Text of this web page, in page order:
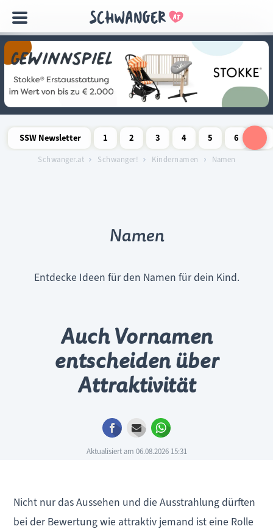
überspringen
SSW Newsletter
1
Schwangerschaftswoche
2
Schwangerschaftswoche
3
Schwangerschaftswoche
4
Schwangerschaftswoche
5
Schwangerschaftswoche
6
Schwanger.at Schwanger! Kindernamen Namen
Namen
Entdecke Ideen für den Namen für dein Kind.
Auch Vornamen
entscheiden über
Attraktivität
Facebook
E-mail
Aktualisiert am 06.08.2026 15:31
Nicht nur das Aussehen und die Ausstrahlung dürften
bei der Bewertung wie attraktiv jemand ist eine Rolle